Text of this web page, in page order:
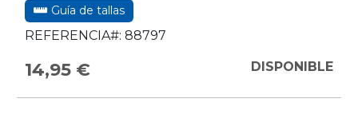
Guía de tallas
REFERENCIA#: 88797
14,95 € DISPONIBLE